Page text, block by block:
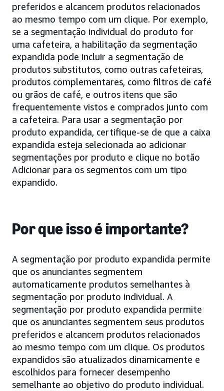
preferidos e alcancem produtos relacionados
ao mesmo tempo com um clique. Por exemplo,
se a segmentação individual do produto for
uma cafeteira, a habilitação da segmentação
expandida pode incluir a segmentação de
produtos substitutos, como outras cafeteiras,
produtos complementares, como filtros de café
ou grãos de café, e outros itens que são
frequentemente vistos e comprados junto com
a cafeteira. Para usar a segmentação por
produto expandida, certifique-se de que a caixa
expandida esteja selecionada ao adicionar
segmentações por produto e clique no botão
Adicionar para os segmentos com um tipo
expandido.
Por que isso é importante?
A segmentação por produto expandida permite
que os anunciantes segmentem
automaticamente produtos semelhantes à
segmentação por produto individual. A
segmentação por produto expandida permite
que os anunciantes segmentem seus produtos
preferidos e alcancem produtos relacionados
ao mesmo tempo com um clique. Os produtos
expandidos são atualizados dinamicamente e
escolhidos para fornecer desempenho
semelhante ao objetivo do produto individual.